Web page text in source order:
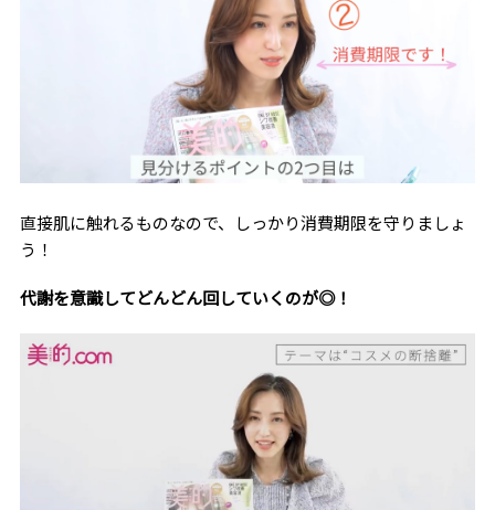
直接肌に触れるものなので、しっかり消費期限を守りましょ
う！
代謝を意識してどんどん回していくのが◎！